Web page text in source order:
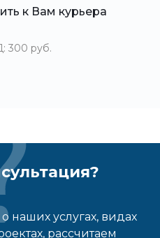
к Вам курьера
300 руб.
наших услугах, видах
рассчитаем